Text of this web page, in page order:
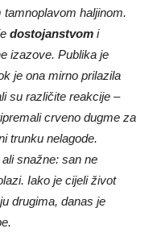
haljinom.
dostojanstvom i
izazove. Publika je
je ona mirno prilazila
su različite reakcije –
crveno dugme za
trunku nelagode.
snažne: san ne
Iako je cijeli život
drugima, danas je